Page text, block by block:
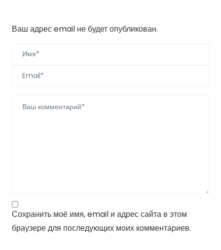
Ваш адрес email не будет опубликован.
Сохранить моё имя, email и адрес сайта в этом
браузере для последующих моих комментариев.